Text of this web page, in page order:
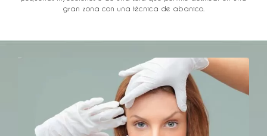
gran zona con una técnica de abanico.